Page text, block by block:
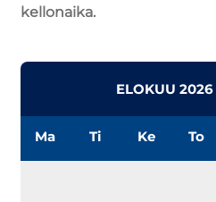
kellonaika.
Ma Ti Ke To